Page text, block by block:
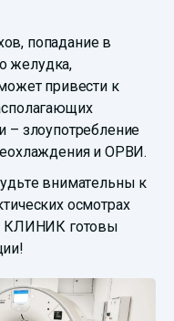
попадание в
желудка,
привести к
– злоупотребление
и ОРВИ.
внимательны к
осмотрах
КЛИНИК готовы